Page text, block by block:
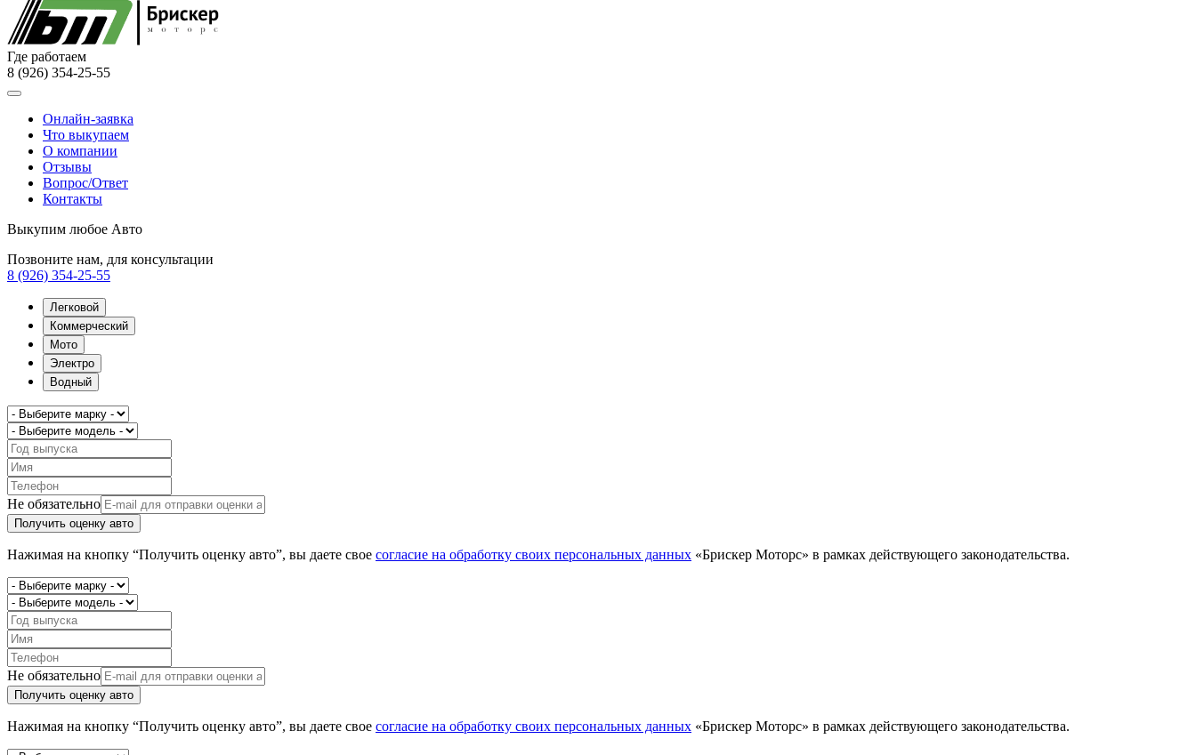
Где работаем
8 (926) 354-25-55
Онлайн-заявка
Что выкупаем
О компании
Отзывы
Вопрос/Ответ
Контакты
Выкупим любое Авто
Позвоните нам, для консультации
8 (926) 354-25-55
Легковой
Коммерческий
Мото
Электро
Водный
Не обязательно
Получить оценку авто
Нажимая на кнопку “Получить оценку авто”, вы даете свое согласие на обработку своих персональных данных «Брискер Моторс» в рамках действующего законодательства.
Не обязательно
Получить оценку авто
Нажимая на кнопку “Получить оценку авто”, вы даете свое согласие на обработку своих персональных данных «Брискер Моторс» в рамках действующего законодательства.